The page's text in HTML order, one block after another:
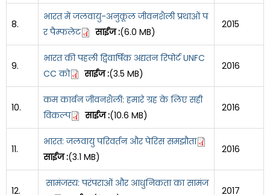
8.
भारत में जलवायु-अनुकूल जीवनशैली प्रथाओं प
र पैम्फलेट
साईज :(6.0 MB)
2015
9.
भारत की पहली द्विवार्षिक अद्यतन रिपोर्ट UNFC
CC को
साईज :(3.5 MB)
2016
10.
कम कार्बन जीवनशैली: हमारे ग्रह के लिए सही
विकल्प
साईज :(10.6 MB)
2016
11.
भारत: जलवायु परिवर्तन और पेरिस समझौता
साईज :(3.1 MB)
2016
12.
सामंजस्य: परंपराओं और आधुनिकता का सामंज
2017